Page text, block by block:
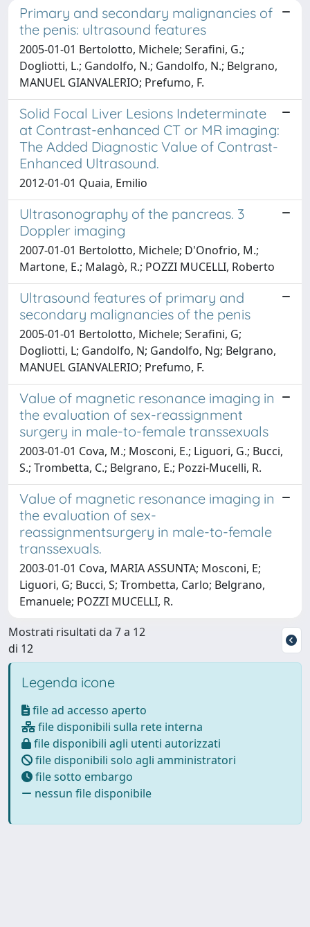
Primary and secondary malignancies of
the penis: ultrasound features
2005-01-01 Bertolotto, Michele; Serafini, G.;
Dogliotti, L.; Gandolfo, N.; Gandolfo, N.; Belgrano,
MANUEL GIANVALERIO; Prefumo, F.
Solid Focal Liver Lesions Indeterminate
at Contrast-enhanced CT or MR imaging:
The Added Diagnostic Value of Contrast-
Enhanced Ultrasound.
2012-01-01 Quaia, Emilio
Ultrasonography of the pancreas. 3
Doppler imaging
2007-01-01 Bertolotto, Michele; D'Onofrio, M.;
Martone, E.; Malagò, R.; POZZI MUCELLI, Roberto
Ultrasound features of primary and
secondary malignancies of the penis
2005-01-01 Bertolotto, Michele; Serafini, G;
Dogliotti, L; Gandolfo, N; Gandolfo, Ng; Belgrano,
MANUEL GIANVALERIO; Prefumo, F.
Value of magnetic resonance imaging in
the evaluation of sex-reassignment
surgery in male-to-female transsexuals
2003-01-01 Cova, M.; Mosconi, E.; Liguori, G.; Bucci,
S.; Trombetta, C.; Belgrano, E.; Pozzi-Mucelli, R.
Value of magnetic resonance imaging in
the evaluation of sex-
reassignmentsurgery in male-to-female
transsexuals.
2003-01-01 Cova, MARIA ASSUNTA; Mosconi, E;
Liguori, G; Bucci, S; Trombetta, Carlo; Belgrano,
Emanuele; POZZI MUCELLI, R.
Mostrati risultati da 7 a 12
di 12
Legenda icone
file ad accesso aperto
file disponibili sulla rete interna
file disponibili agli utenti autorizzati
file disponibili solo agli amministratori
file sotto embargo
nessun file disponibile